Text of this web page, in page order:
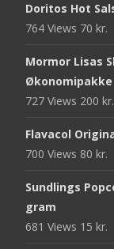
Doritos Hot
764 Views 70 kr.
Mormor Lisas
Økonomipakke
727 Views 200 kr.
Flavacol
700 Views 80 kr.
Sundlings
gram
681 Views 15 kr.